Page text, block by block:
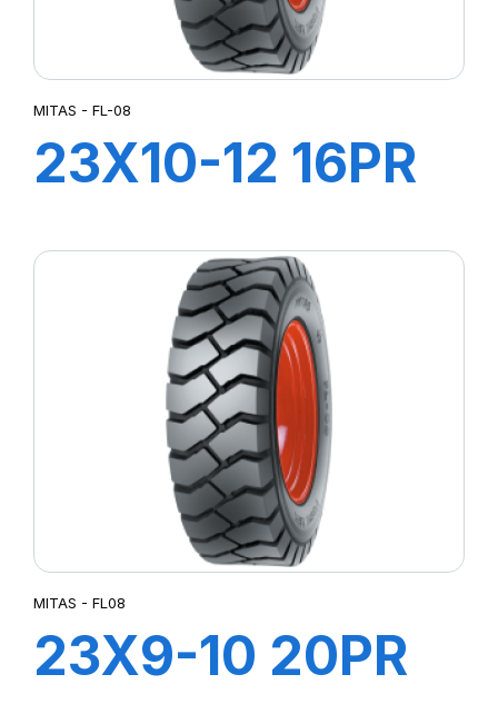
MITAS - FL-08
23X10-12 16PR
MITAS - FL08
23X9-10 20PR